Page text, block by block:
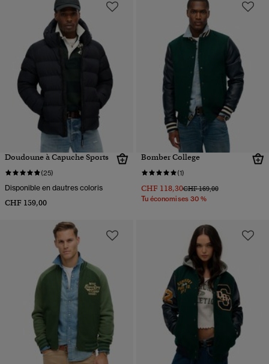
Doudoune à Capuche Sports
(25)
Disponible en dautres coloris
CHF 159,00
Bomber College
(1)
CHF 118,30Prix réduit de
CHF 169,00à
Tu économises 30 %